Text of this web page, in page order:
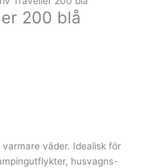
200 blå
väder. Idealisk för
husvagns-